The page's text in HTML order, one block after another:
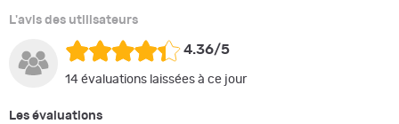
L'avis des utilisateurs
4.36/5
14 évaluations laissées à ce jour
Les évaluations